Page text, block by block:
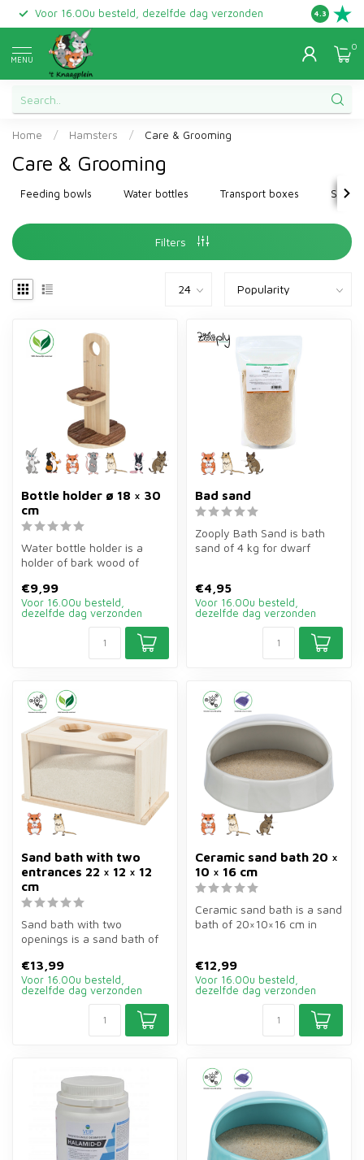
Voor 16.00u besteld, dezelfde dag verzonden Gratis
4.3
MENU
0
Home / Hamsters / Care & Grooming
Care & Grooming
Feeding bowls Water bottles Transport boxes Sand
Filters
Bottle holder ø 18 × 30
cm
Water bottle holder is a
holder of bark wood of
rodent...
€9,99
Voor 16.00u besteld,
dezelfde dag verzonden
Bad sand
Zooply Bath Sand is bath
sand of 4 kg for dwarf
€4,95
Voor 16.00u besteld,
dezelfde dag verzonden
Sand bath with two
entrances 22 × 12 × 12
cm
Sand bath with two
openings is a sand bath of
22×12×12 cm...
€13,99
Voor 16.00u besteld,
dezelfde dag verzonden
Ceramic sand bath 20 ×
10 × 16 cm
Ceramic sand bath is a sand
bath of 20×10×16 cm in
€12,99
Voor 16.00u besteld,
dezelfde dag verzonden